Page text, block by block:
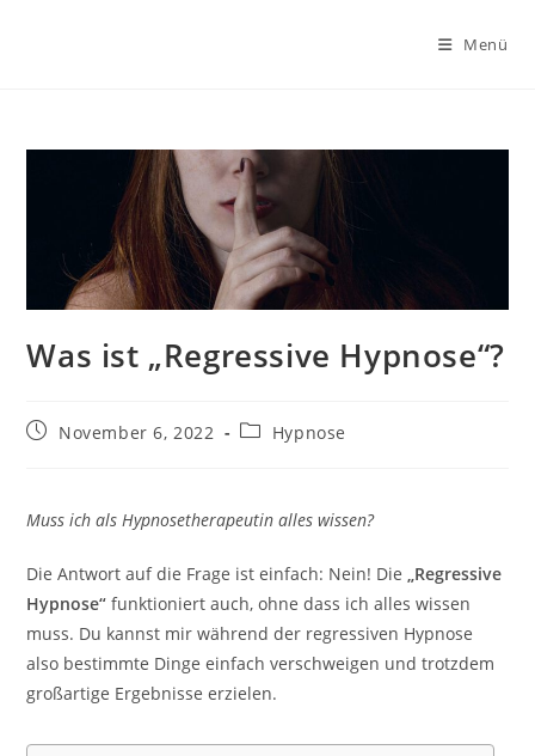
Menü
Was ist „Regressive Hypnose“?
BeitragNovember 6, 2022
Beitrags-
Hypnose
Muss ich als Hypnosetherapeutin alles wissen?
Die Antwort auf die Frage ist einfach: Nein! Die„Regressive
Hypnose“ funktioniert auch, ohne dass ich alles wissen
muss. Du kannst mir während der regressiven Hypnose
also bestimmte Dinge einfach verschweigen und trotzdem
großartige Ergebnisse erzielen.